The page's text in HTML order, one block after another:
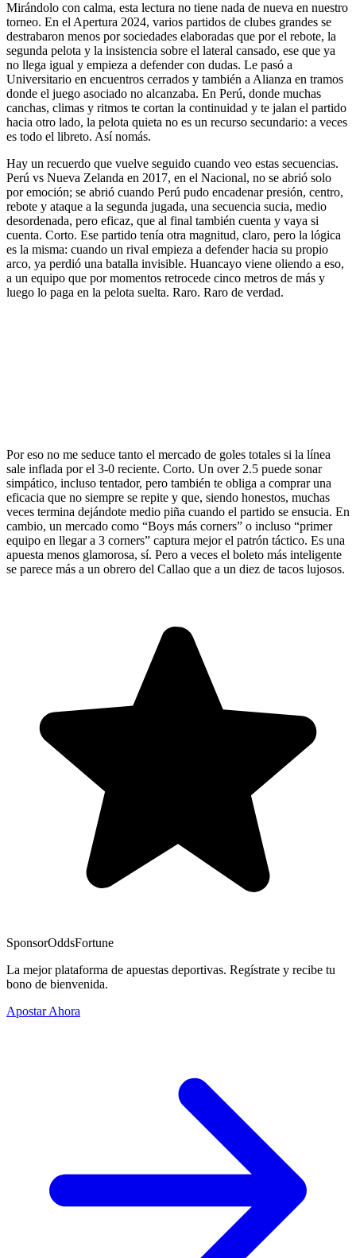
Mirándolo con calma, esta lectura no tiene nada de nueva en nuestro
torneo. En el Apertura 2024, varios partidos de clubes grandes se
destrabaron menos por sociedades elaboradas que por el rebote, la
segunda pelota y la insistencia sobre el lateral cansado, ese que ya
no llega igual y empieza a defender con dudas. Le pasó a
Universitario en encuentros cerrados y también a Alianza en tramos
donde el juego asociado no alcanzaba. En Perú, donde muchas
canchas, climas y ritmos te cortan la continuidad y te jalan el partido
hacia otro lado, la pelota quieta no es un recurso secundario: a veces
es todo el libreto. Así nomás.
Hay un recuerdo que vuelve seguido cuando veo estas secuencias.
Perú vs Nueva Zelanda en 2017, en el Nacional, no se abrió solo
por emoción; se abrió cuando Perú pudo encadenar presión, centro,
rebote y ataque a la segunda jugada, una secuencia sucia, medio
desordenada, pero eficaz, que al final también cuenta y vaya si
cuenta. Corto. Ese partido tenía otra magnitud, claro, pero la lógica
es la misma: cuando un rival empieza a defender hacia su propio
arco, ya perdió una batalla invisible. Huancayo viene oliendo a eso,
a un equipo que por momentos retrocede cinco metros de más y
luego lo paga en la pelota suelta. Raro. Raro de verdad.
Por eso no me seduce tanto el mercado de goles totales si la línea
sale inflada por el 3-0 reciente. Corto. Un over 2.5 puede sonar
simpático, incluso tentador, pero también te obliga a comprar una
eficacia que no siempre se repite y que, siendo honestos, muchas
veces termina dejándote medio piña cuando el partido se ensucia. En
cambio, un mercado como “Boys más corners” o incluso “primer
equipo en llegar a 3 corners” captura mejor el patrón táctico. Es una
apuesta menos glamorosa, sí. Pero a veces el boleto más inteligente
se parece más a un obrero del Callao que a un diez de tacos lujosos.
SponsorOddsFortune
La mejor plataforma de apuestas deportivas. Regístrate y recibe tu
bono de bienvenida.
Apostar Ahora